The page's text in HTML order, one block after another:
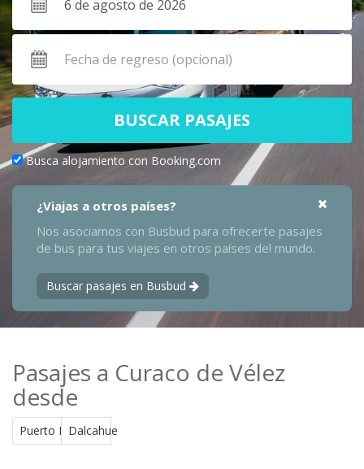
BUSCAR PASAJES
Busca alojamiento con Booking.com
¿Viajas a otros países?
Nos asociamos con Busbud para ofrecerte pasajes
de bus para tus viajes en otros países del mundo.
Buscar pasajes en Busbud
Pasajes a Curaco de Vélez
desde
Puerto MonttDalcahue